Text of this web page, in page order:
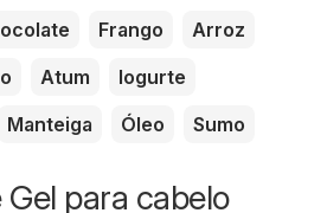
Frango
Arroz
Atum
Iogurte
Manteiga Óleo Sumo
para cabelo